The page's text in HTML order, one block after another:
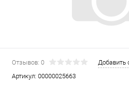
Отзывов: 0
Добавить
Артикул: 00000025663